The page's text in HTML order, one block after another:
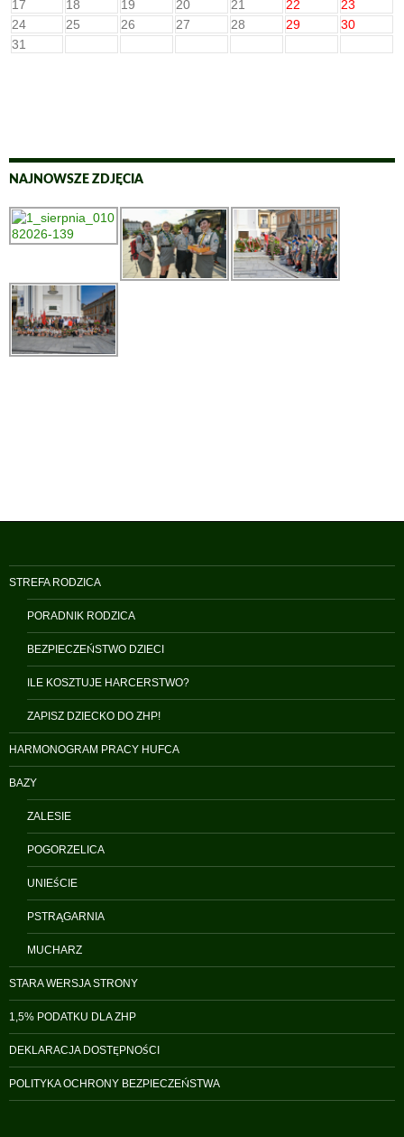
17
18 19 20 21 22
23
24
25 26 27 28 29
30
31
NAJNOWSZE ZDJĘCIA
STREFA RODZICA
PORADNIK RODZICA
BEZPIECZEŃSTWO DZIECI
ILE KOSZTUJE HARCERSTWO?
ZAPISZ DZIECKO DO ZHP!
HARMONOGRAM PRACY HUFCA
BAZY
ZALESIE
POGORZELICA
UNIEŚCIE
PSTRĄGARNIA
MUCHARZ
STARA WERSJA STRONY
1,5% PODATKU DLA ZHP
DEKLARACJA DOSTĘPNOŚCI
POLITYKA OCHRONY BEZPIECZEŃSTWA